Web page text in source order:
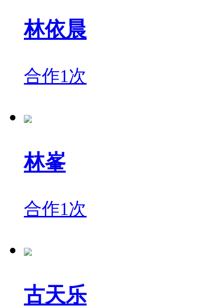
林依晨
合作1次
林峯
合作1次
古天乐